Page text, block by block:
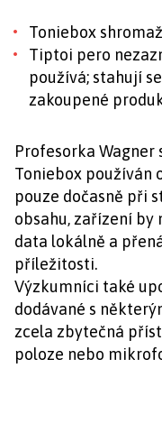
Toniebox
Tiptoi pero
používá; stahují
zakoupené
Profesorka Wagner
Toniebox používán
pouze dočasně při
obsahu, zařízení by
data lokálně a
příležitosti.
Výzkumníci také
dodávané s
zcela zbytečná
poloze nebo